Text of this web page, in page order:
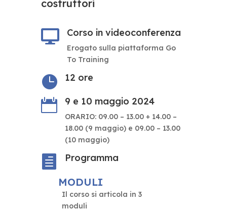
costruttori
 Corso in videoconferenza
Erogato sulla piattaforma Go
To Training
 12 ore
 9 e 10 maggio 2024
ORARIO: 09.00 – 13.00 + 14.00 –
18.00 (9 maggio) e 09.00 – 13.00
(10 maggio)
 Programma
MODULI
Il corso si articola in 3
moduli